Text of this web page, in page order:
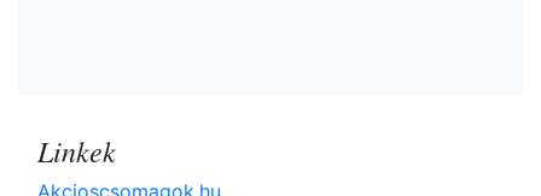
Linkek